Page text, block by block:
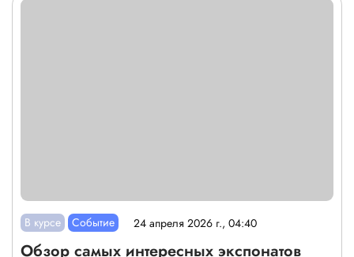
В курсе Событие 24 апреля 2026 г., 04:40
Обзор самых интересных экспонатов